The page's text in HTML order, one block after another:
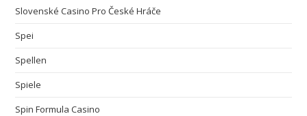
Slovenské Casino Pro České Hráče
Spei
Spellen
Spiele
Spin Formula Casino